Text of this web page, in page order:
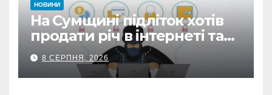
НОВИНИ
На Сумщині підліток хотів
продати річ в інтернеті та
втратив 39,2 тис. грн з
карток матері
8 СЕРПНЯ, 2026